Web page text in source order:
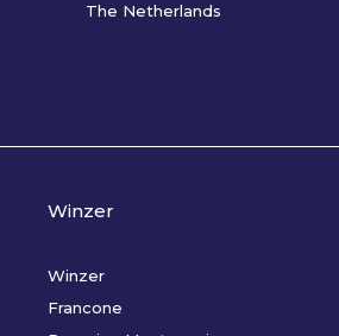
The Netherlands
Winzer
Winzer
Francone